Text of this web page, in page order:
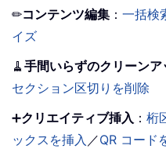
✏コンテンツ編集 ： 一括検
イズ
🧹 手間いらずのクリーンア
セクション区切りを削除
➕クリエイティブ挿入 ： 桁
ックスを挿入 ／QR コード